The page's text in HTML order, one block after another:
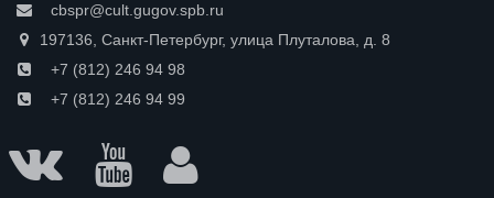
cbspr@cult.gugov.spb.ru
197136, Санкт-Петербург, улица Плуталова, д. 8
+7 (812) 246 94 98
+7 (812) 246 94 99